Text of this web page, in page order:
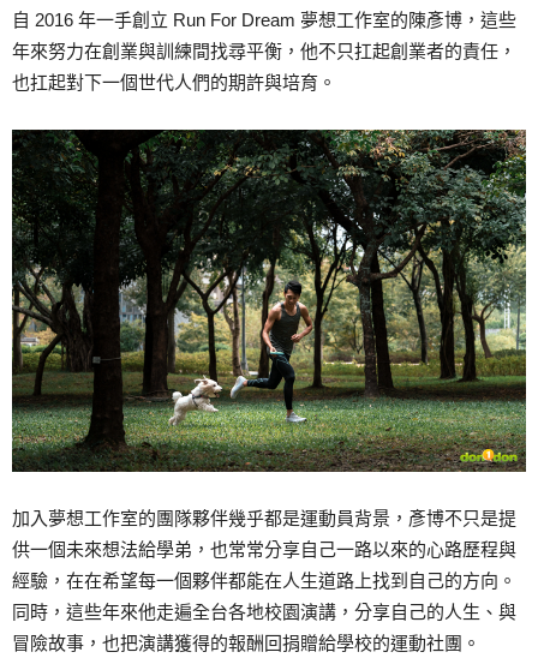
自 2016 年一手創立 Run For Dream 夢想工作室的陳彥博，這些
年來努力在創業與訓練間找尋平衡，他不只扛起創業者的責任，
也扛起對下一個世代人們的期許與培育。
加入夢想工作室的團隊夥伴幾乎都是運動員背景，彥博不只是提
供一個未來想法給學弟，也常常分享自己一路以來的心路歷程與
經驗，在在希望每一個夥伴都能在人生道路上找到自己的方向。
同時，這些年來他走遍全台各地校園演講，分享自己的人生、與
冒險故事，也把演講獲得的報酬回捐贈給學校的運動社團。